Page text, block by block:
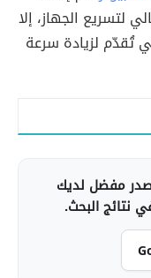
لتسريع الجهاز، إلا
تُقدّم لزيادة سرعة
مفضل لديك
نتائج البحث.